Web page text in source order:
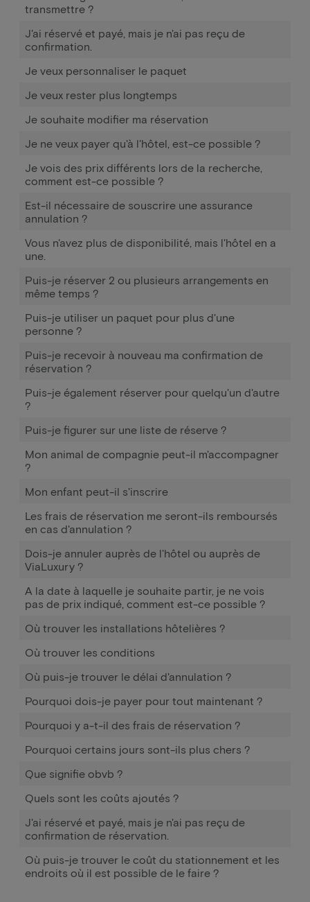
transmettre ?
J'ai réservé et payé, mais je n'ai pas reçu de
confirmation.
Je veux personnaliser le paquet
Je veux rester plus longtemps
Je souhaite modifier ma réservation
Je ne veux payer qu'à l'hôtel, est-ce possible ?
Je vois des prix différents lors de la recherche,
comment est-ce possible ?
Est-il nécessaire de souscrire une assurance
annulation ?
Vous n'avez plus de disponibilité, mais l'hôtel en a
une.
Puis-je réserver 2 ou plusieurs arrangements en
même temps ?
Puis-je utiliser un paquet pour plus d'une
personne ?
Puis-je recevoir à nouveau ma confirmation de
réservation ?
Puis-je également réserver pour quelqu'un d'autre
?
Puis-je figurer sur une liste de réserve ?
Mon animal de compagnie peut-il m'accompagner
?
Mon enfant peut-il s'inscrire
Les frais de réservation me seront-ils remboursés
en cas d'annulation ?
Dois-je annuler auprès de l'hôtel ou auprès de
ViaLuxury ?
A la date à laquelle je souhaite partir, je ne vois
pas de prix indiqué, comment est-ce possible ?
Où trouver les installations hôtelières ?
Où trouver les conditions
Où puis-je trouver le délai d'annulation ?
Pourquoi dois-je payer pour tout maintenant ?
Pourquoi y a-t-il des frais de réservation ?
Pourquoi certains jours sont-ils plus chers ?
Que signifie obvb ?
Quels sont les coûts ajoutés ?
J'ai réservé et payé, mais je n'ai pas reçu de
confirmation de réservation.
Où puis-je trouver le coût du stationnement et les
endroits où il est possible de le faire ?